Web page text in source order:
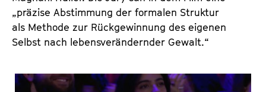
„präzise Abstimmung der formalen Struktur
als Methode zur Rückgewinnung des eigenen
Selbst nach lebensverändernder Gewalt.“